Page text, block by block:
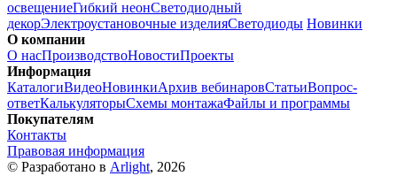
освещениеГибкий неонСветодиодный
декорЭлектроустановочные изделияСветодиоды Новинки
О компании
О насПроизводствоНовостиПроекты
Информация
КаталогиВидеоНовинкиАрхив вебинаровСтатьиВопрос-
ответКалькуляторыСхемы монтажаФайлы и программы
Покупателям
Контакты
Правовая информация
© Разработано в Arlight, 2026